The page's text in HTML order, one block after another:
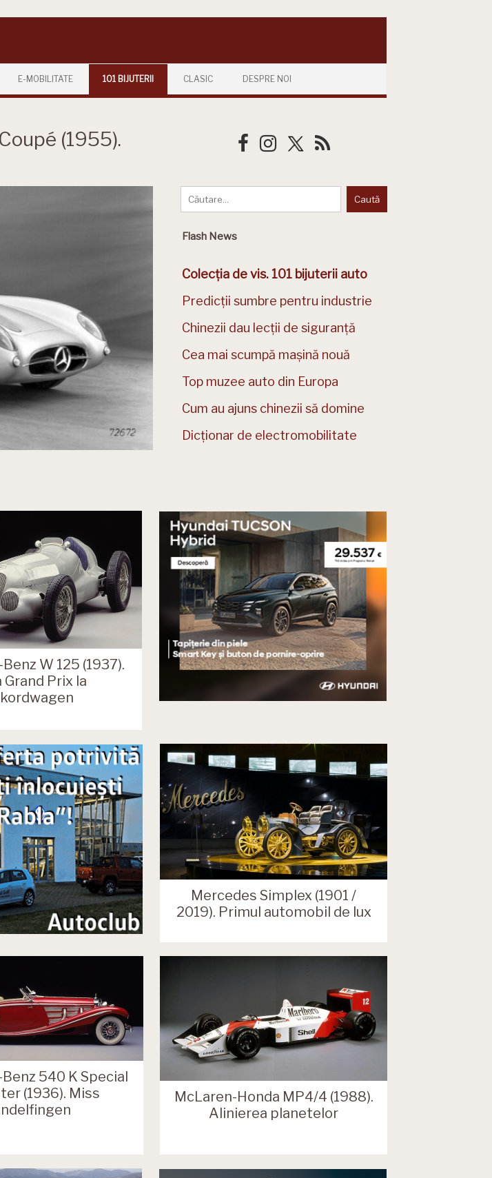
E-MOBILITATE 101 BIJUTERII CLASIC DESPRE NOI
(1955).
Flash News
Colecția de vis. 101 bijuterii auto
Predicții sumbre pentru industrie
Chinezii dau lecții de siguranță
Cea mai scumpă mașină nouă
Top muzee auto din Europa
Cum au ajuns chinezii să domine
Dicționar de electromobilitate
W 125 (1937).
Grand Prix la
Mercedes Simplex (1901 /
2019). Primul automobil de lux
540 K Special
(1936). Miss
McLaren-Honda MP4/4 (1988).
Alinierea planetelor